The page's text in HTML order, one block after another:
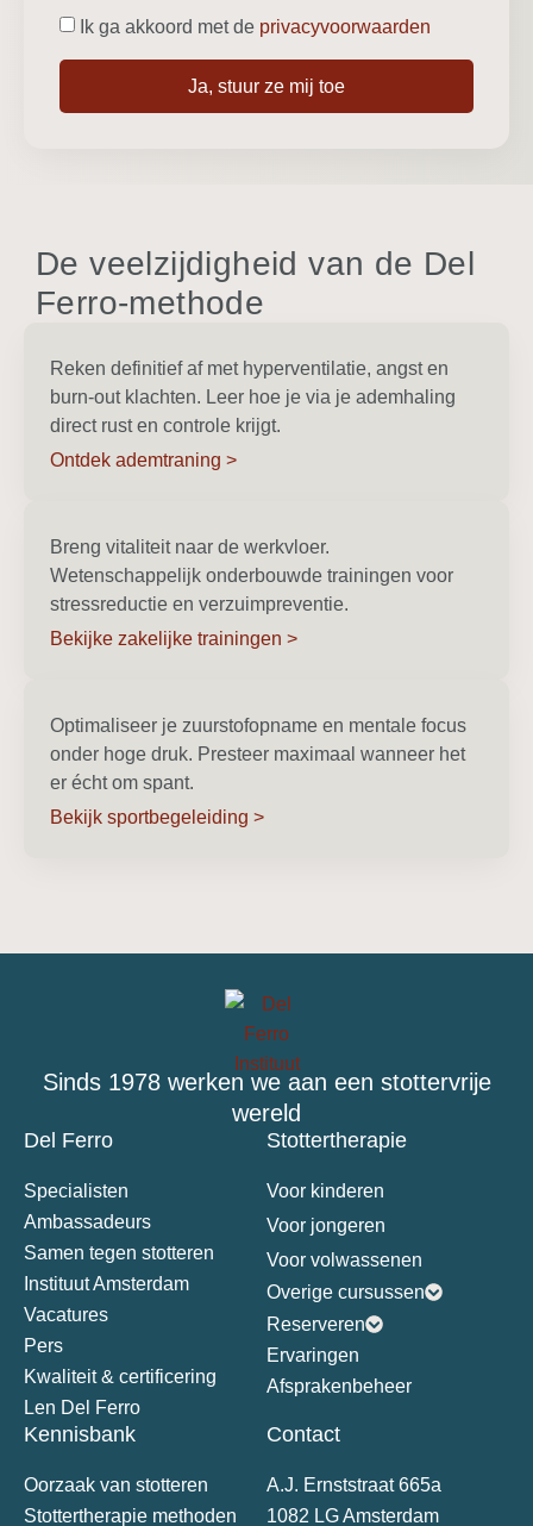
Ik ga akkoord met de privacyvoorwaarden
Ja, stuur ze mij toe
De veelzijdigheid van de Del
Ferro-methode
Reken definitief af met hyperventilatie, angst en
burn-out klachten. Leer hoe je via je ademhaling
direct rust en controle krijgt.
Ontdek ademtraning >
Breng vitaliteit naar de werkvloer.
Wetenschappelijk onderbouwde trainingen voor
stressreductie en verzuimpreventie.
Bekijke zakelijke trainingen >
Optimaliseer je zuurstofopname en mentale focus
onder hoge druk. Presteer maximaal wanneer het
er écht om spant.
Bekijk sportbegeleiding >
Sinds 1978 werken we aan een stottervrije
wereld
Del Ferro
Specialisten
Ambassadeurs
Samen tegen stotteren
Instituut Amsterdam
Vacatures
Pers
Kwaliteit & certificering
Len Del Ferro
Stottertherapie
Voor kinderen
Voor jongeren
Voor volwassenen
Overige cursussen
Reserveren
Ervaringen
Afsprakenbeheer
Kennisbank
Oorzaak van stotteren
Stottertherapie methoden
Contact
A.J. Ernststraat 665a
1082 LG Amsterdam